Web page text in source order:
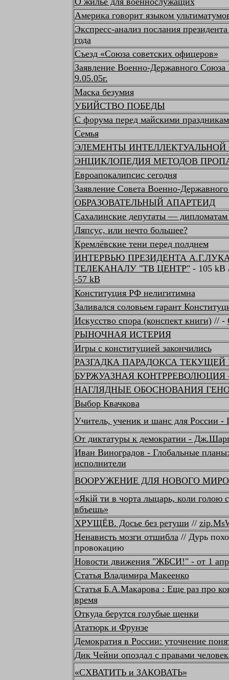
Америка говорит языком
Экспресс-анализ послания
года
Съезд «Союза советских офицеров»
Заявление Военно-Державного Союза
9.05.05г.
Маска безумия
УБИЙСТВО ПОБЕДЫ
С форума перед майскими
Семья
ЭЛЕМЕНТЫ
ЭНЦИКЛОПЕДИЯ МЕТОДОВ
Евроапокалипсис сегодня
Заявление Совета Военно-
ОБРАЗОВАТЕЛЬНЫЙ АПАРТЕИД
Сахалинские депутаты —
Ляпсус, или нечто большее?
Кремлёвские тени перед полднем
ИНТЕРВЬЮ ПРЕЗИДЕНТА
ТЕЛЕКАНАЛУ "ТВ ЦЕНТР"- 105 kB
-57 kB
Конституция РФ нелигитимна
Заливался соловьем гарант
Искусство спора (конспект книги)// -
РЫНОЧНАЯ ИСТЕРИЯ
Игры с конституцией закончились
РАЗГАДКА ПАРАДОКСА ТЕКУЩЕЙ
БУРЖУАЗНАЯ КОНТРРЕВОЛЮЦИЯ -
НАГЛЯДНЫЕ ОБОСНОВАНИЯ
Выбор Квачкова
Учитель, ученик и шанс для России -
От диктатуры к демократии -
Иван Виноградов - Глобальные
исполнители
ВООРУЖЕНИЕ ДЛЯ НОВОГО
«Якiй ти в чорта лыцарь, коли голою
вбъешь»
ХРУЩЁВ. Досье без ретуши //
Ненависть мозги отшибла// Дурь
провокацию
Новости движения "ЖБСИ!" - от 1
Статья Владимира Макеенко
Статья Б.А.Макарова : Еще раз про
время
Откуда берутся голубые щенки
Ататюрк и Фрунзе
Демократия в России: уточнение
Дик Чейни опоздал с правами
«СХВАТИТЬ и ЗАКОВАТЬ»